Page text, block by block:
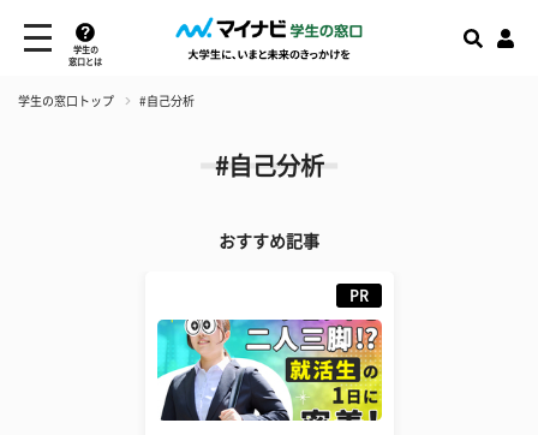
学生の
窓口とは
学生の窓口トップ #自己分析
#自己分析
おすすめ記事
PR